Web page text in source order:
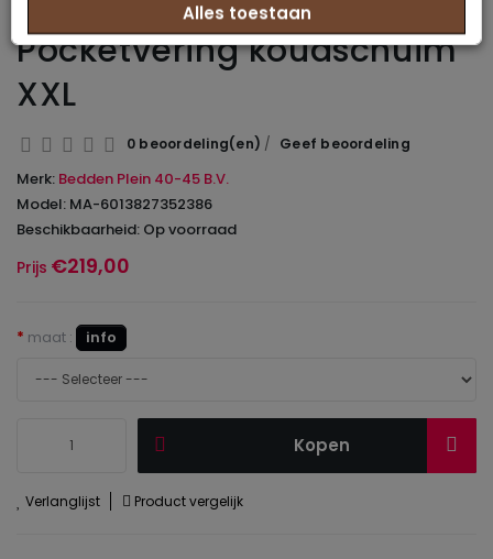
Pocketvering koudschuim
XXL
0 beoordeling(en) / Geef beoordeling
Merk: Bedden Plein 40-45 B.V.
Model: MA-6013827352386
Beschikbaarheid: Op voorraad
Prijs €219,00
maat : info
Kopen
Verlanglijst Product vergelijk
hebben verzameld op basis van uw gebruik van hun
services.
Alles toestaan